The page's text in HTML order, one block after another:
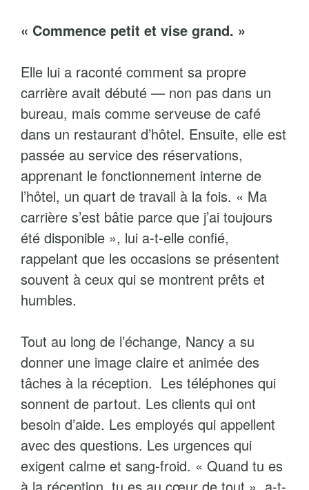
« Commence petit et vise grand. »
Elle lui a raconté comment sa propre
carrière avait débuté — non pas dans un
bureau, mais comme serveuse de café
dans un restaurant d’hôtel. Ensuite, elle est
passée au service des réservations,
apprenant le fonctionnement interne de
l’hôtel, un quart de travail à la fois. « Ma
carrière s’est bâtie parce que j’ai toujours
été disponible », lui a-t-elle confié,
rappelant que les occasions se présentent
souvent à ceux qui se montrent prêts et
humbles.
Tout au long de l’échange, Nancy a su
donner une image claire et animée des
tâches à la réception. Les téléphones qui
sonnent de partout. Les clients qui ont
besoin d’aide. Les employés qui appellent
avec des questions. Les urgences qui
exigent calme et sang-froid. « Quand tu es